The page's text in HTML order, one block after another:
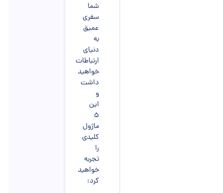
شما
سفری
عمیق
به
دنیای
ارتباطات
خواهید
داشت
و
این
۵
ماژول
کلیدی
را
تجربه
خواهید
کرد: